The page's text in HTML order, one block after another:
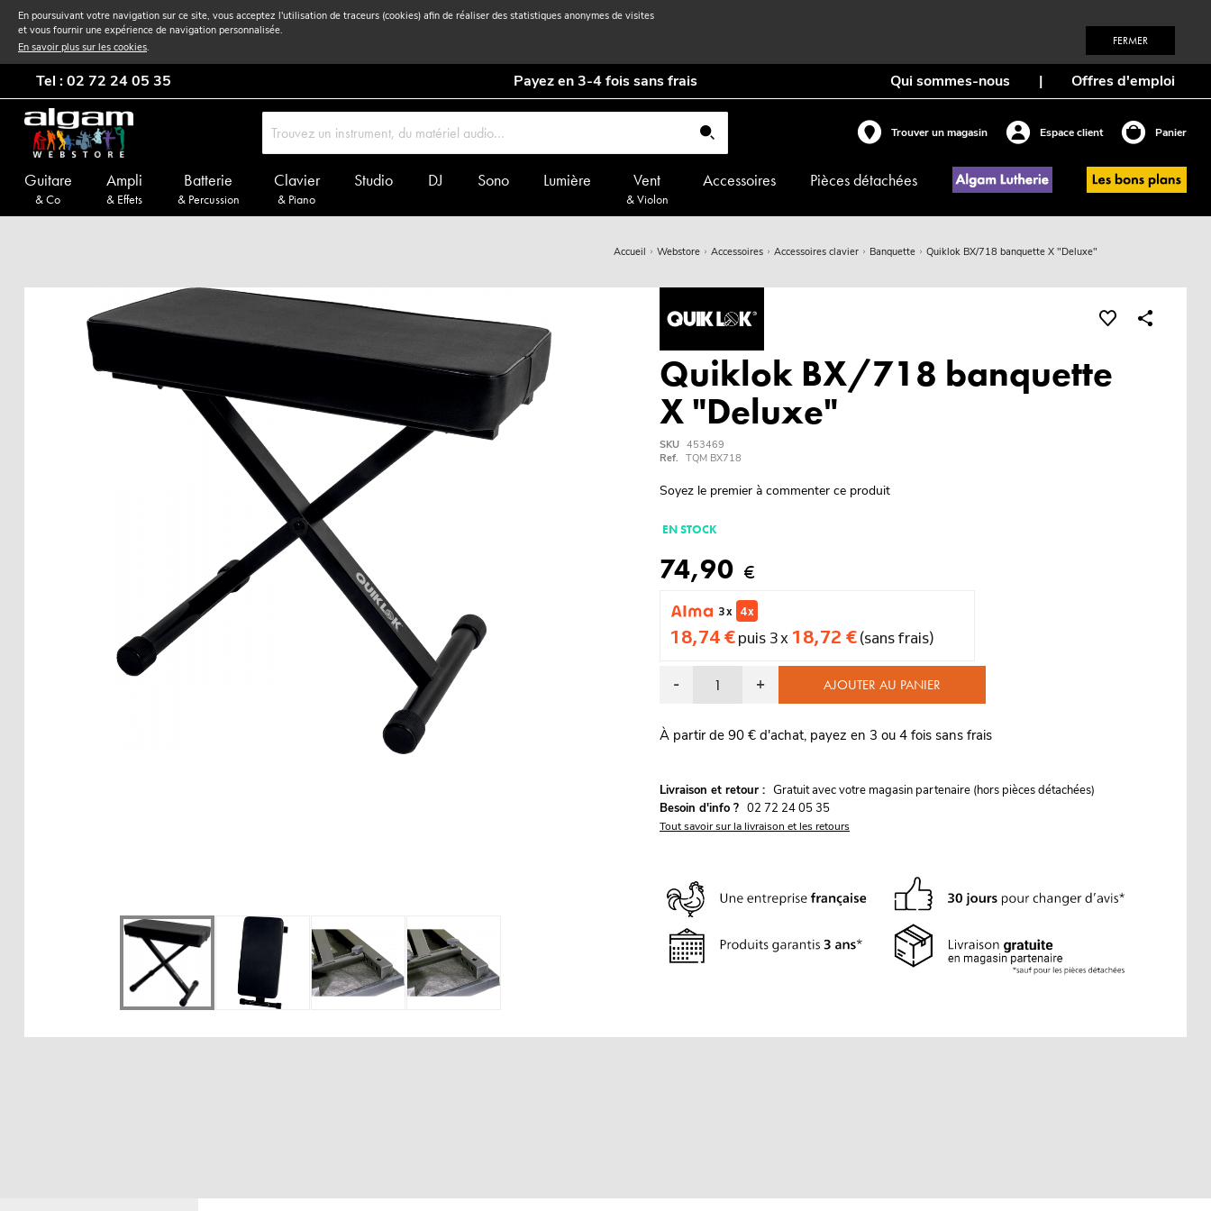
En poursuivant votre navigation sur ce site, vous acceptez l'utilisation de traceurs (cookies) afin de réaliser des statistiques anonymes de visites
et vous fournir une expérience de navigation personnalisée.
En savoir plus sur les cookies. FERMER
Tel : 02 72 24 05 35 Payez en 3-4 fois sans frais Qui sommes-nous | Offres d'emploi
Trouver un magasin Espace client Panier
Guitare
& Co
Ampli
& Effets
Batterie
& Percussion
Clavier
& Piano
Studio DJ Sono Lumière Vent
& Violon
Accessoires Pièces détachées
Accueil Webstore Accessoires Accessoires clavier Banquette Quiklok BX/718 banquette X "Deluxe"
Quiklok BX/718 banquette
X "Deluxe"
SKU 453469
Ref. TQM BX718
Soyez le premier à commenter ce produit
EN STOCK
74,90 €
3 x 4 x
18,74 €puis 3 x 18,72 €(sans frais)
- + AJOUTER AU PANIER
À partir de 90 € d'achat, payez en 3 ou 4 fois sans frais
Livraison et retour : Gratuit avec votre magasin partenaire (hors pièces détachées)
Besoin d'info ? 02 72 24 05 35
Tout savoir sur la livraison et les retours